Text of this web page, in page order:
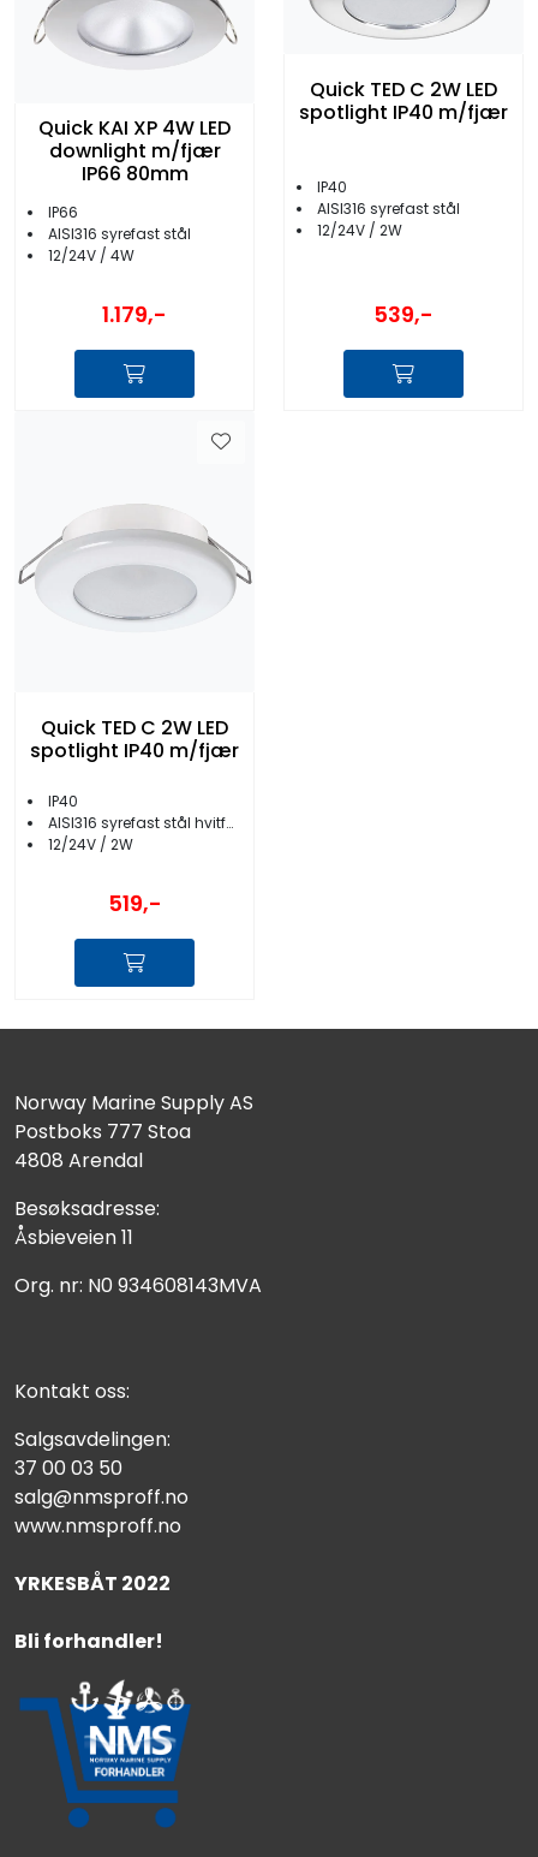
Quick KAI XP 4W LED
downlight m/fjær
IP66 80mm
IP66
AISI316 syrefast stål
12/24V / 4W
1.179,-
Quick TED C 2W LED
spotlight IP40 m/fjær
IP40
AISI316 syrefast stål
12/24V / 2W
539,-
Quick TED C 2W LED
spotlight IP40 m/fjær
IP40
AISI316 syrefast stål hvitfarget
12/24V / 2W
519,-
Norway Marine Supply AS
Postboks 777 Stoa
4808 Arendal
Besøksadresse:
Åsbieveien 11
Org. nr: N0 934608143MVA
Kontakt oss:
Salgsavdelingen:
37 00 03 50
salg@nmsproff.no
www.nmsproff.no
YRKESBÅT 2022
Bli forhandler!